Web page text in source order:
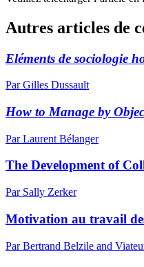
Autres articles de
Eléments de sociologie
Par Gilles Dussault
How to Manage by
Par Laurent Bélanger
The Development of
Par Sally Zerker
Motivation au travail
Par Bertrand Belzile and